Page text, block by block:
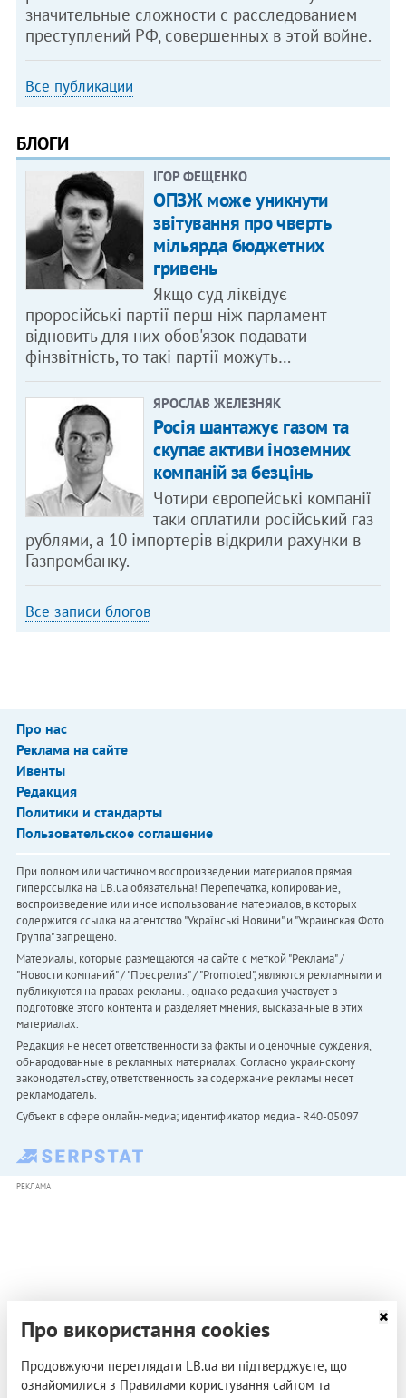
значительные сложности с расследованием
преступлений РФ, совершенных в этой войне.
Все публикации
БЛОГИ
ІГОР ФЕЩЕНКО
ОПЗЖ може уникнути
звітування про чверть
мільярда бюджетних
гривень
Якщо суд ліквідує
проросійські партії перш ніж парламент
відновить для них обов'язок подавати
фінзвітність, то такі партії можуть…
ЯРОСЛАВ ЖЕЛЕЗНЯК
Росія шантажує газом та
скупає активи іноземних
компаній за безцінь
Чотири європейські компанії
таки оплатили російський газ
рублями, а 10 імпортерів відкрили рахунки в
Газпромбанку.
Все записи блогов
Про нас
Реклама на сайте
Ивенты
Редакция
Политики и стандарты
Пользовательское соглашение
При полном или частичном воспроизведении материалов прямая
гиперссылка на LB.ua обязательна! Перепечатка, копирование,
воспроизведение или иное использование материалов, в которых
содержится ссылка на агентство "Українськi Новини" и "Украинская Фото
Группа" запрещено.
Материалы, которые размещаются на сайте с меткой "Реклама" /
"Новости компаний" / "Пресрелиз" / "Promoted", являются рекламными и
публикуются на правах рекламы. , однако редакция участвует в
подготовке этого контента и разделяет мнения, высказанные в этих
материалах.
Редакция не несет ответственности за факты и оценочные суждения,
обнародованные в рекламных материалах. Согласно украинскому
законодательству, ответственность за содержание рекламы несет
рекламодатель.
Субъект в сфере онлайн-медиа; идентификатор медиа - R40-05097
РЕКЛАМА
Про використання cookies
Продовжуючи переглядати LB.ua ви підтверджуєте, що
ознайомилися з Правилами користування сайтом та